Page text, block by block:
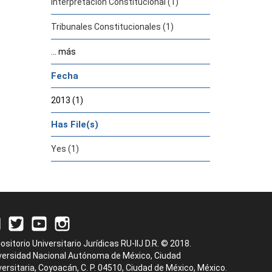
Tribunales Constitucionales (1)
... más
Fecha
2013 (1)
Has File(s)
Yes (1)
Universitario Jurídicas RU-IIJ D.R. © 2018.
Nacional Autónoma de México, Ciudad
Coyoacán, C. P. 04510, Ciudad de México, México.